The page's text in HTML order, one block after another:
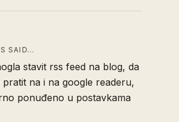
SAID…
stavit rss feed na blog, da
pratit na i na google readeru,
ponuđeno u postavkama